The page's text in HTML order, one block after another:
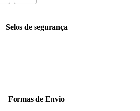
Selos de segurança
Formas de Envio